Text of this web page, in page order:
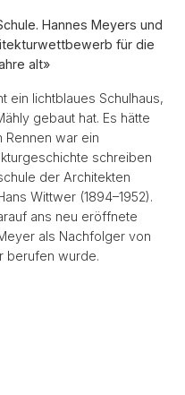
Hannes Meyers und
für die
alt»
ein lichtblaues Schulhaus,
gebaut hat. Es hätte
Rennen war ein
schreiben
der Architekten
Wittwer (1894–1952).
ans neu eröffnete
als Nachfolger von
berufen wurde.